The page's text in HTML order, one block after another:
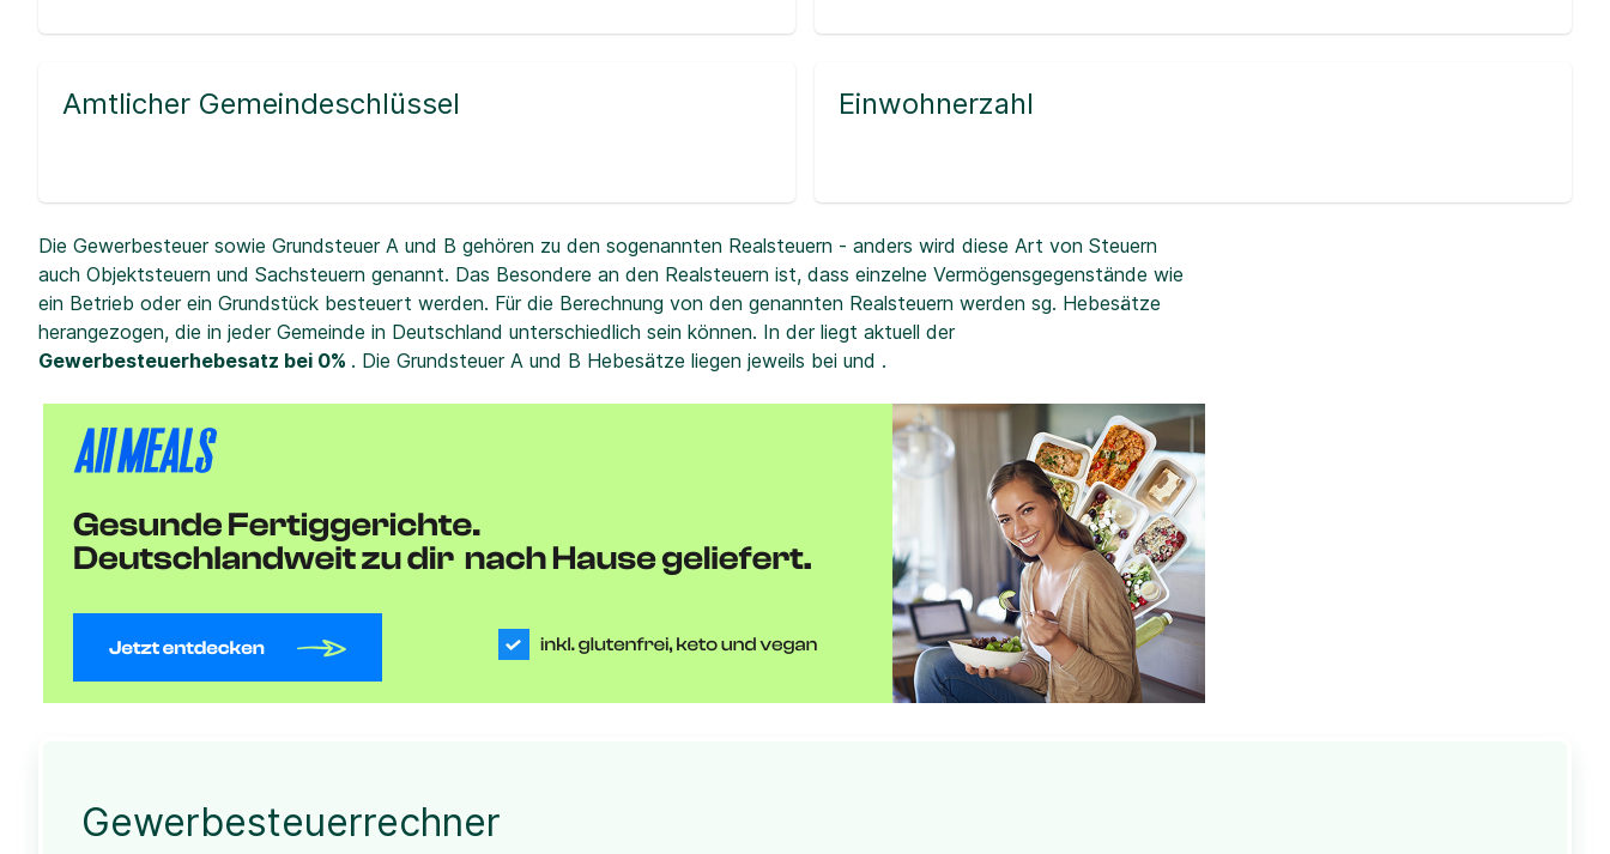
Amtlicher Gemeindeschlüssel Einwohnerzahl
Die Gewerbesteuer sowie Grundsteuer A und B gehören zu den sogenannten Realsteuern - anders wird diese Art von Steuern
auch Objektsteuern und Sachsteuern genannt. Das Besondere an den Realsteuern ist, dass einzelne Vermögensgegenstände wie
ein Betrieb oder ein Grundstück besteuert werden. Für die Berechnung von den genannten Realsteuern werden sg. Hebesätze
herangezogen, die in jeder Gemeinde in Deutschland unterschiedlich sein können. In der liegt aktuell der
Gewerbesteuerhebesatz bei 0% . Die Grundsteuer A und B Hebesätze liegen jeweils bei und .
Gewerbesteuerrechner